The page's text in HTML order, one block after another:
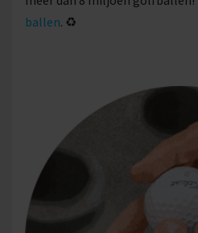
ballen. ♻